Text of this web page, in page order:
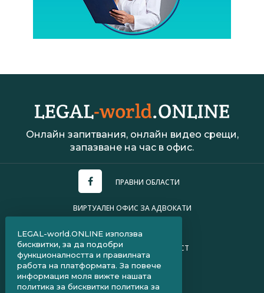
Онлайн запитвания, онлайн видео срещи,
запазване на час в офис.
ПРАВНИ ОБЛАСТИ
ВИРТУАЛЕН ОФИС ЗА АДВОКАТИ
ПОЛИТИКА ЗА ПОВЕРИТЕЛНОСТ
ЧЗВ ЗА КЛИЕНТИ
ЧЗВ ЗА АДВОКАТИ
LEGAL-world.ONLINE използва
бисквитки, за да подобри
функционалността и правилната
работа на платформата. За повече
информация моля вижте нашата
политика за бисквитки политика за